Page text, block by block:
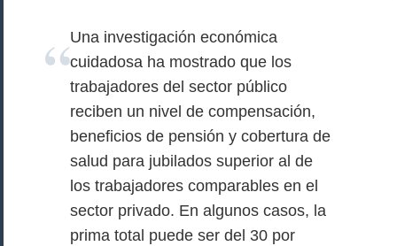
Una investigación económica
cuidadosa ha mostrado que los
trabajadores del sector público
reciben un nivel de compensación,
beneficios de pensión y cobertura de
salud para jubilados superior al de
los trabajadores comparables en el
sector privado. En algunos casos, la
prima total puede ser del 30 por